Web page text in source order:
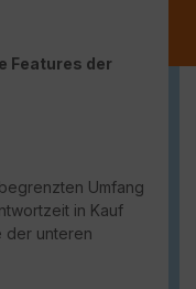
Features der
Umfang
in Kauf
der unteren